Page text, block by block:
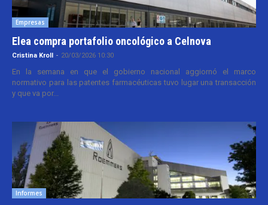
Empresas
Elea compra portafolio oncológico a Celnova
Cristina Kroll - 20/03/2026 10:30
En la semana en que el gobierno nacional aggiornó el marco
normativo para las patentes farmacéuticas tuvo lugar una transacción
y que va por...
Informes